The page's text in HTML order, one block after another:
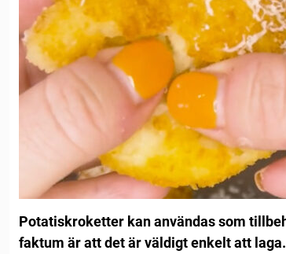
Potatiskroketter kan användas som
faktum är att det är väldigt enkelt att laga.